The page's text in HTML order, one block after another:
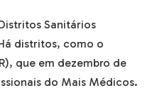
Sanitários
distritos, como o
que em dezembro de
do Mais Médicos.